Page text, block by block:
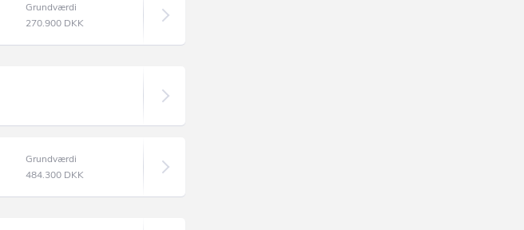
Grundværdi
270.900 DKK
Grundværdi
484.300 DKK